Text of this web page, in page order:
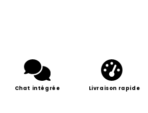
Chat intégrée Livraison rapide